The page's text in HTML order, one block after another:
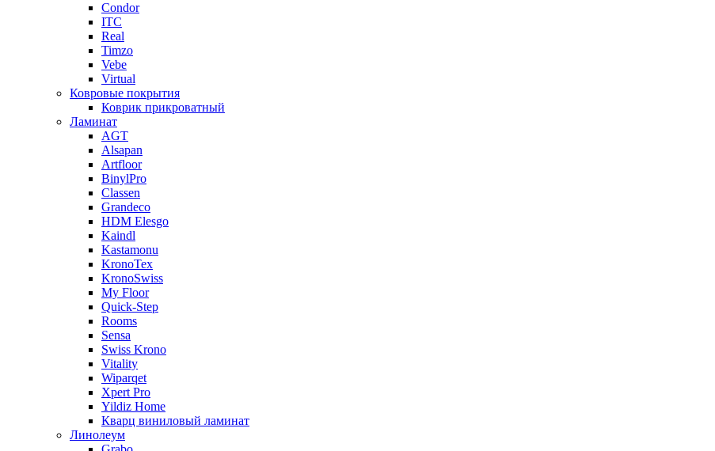
Condor
ITC
Real
Timzo
Vebe
Virtual
Ковровые покрытия
Коврик прикроватный
Ламинат
AGT
Alsapan
Artfloor
BinylPro
Classen
Grandeco
HDM Elesgo
Kaindl
Kastamonu
KronoTex
KronoSwiss
My Floor
Quick-Step
Rooms
Sensa
Swiss Krono
Vitality
Wiparqet
Xpert Pro
Yildiz Home
Кварц виниловый ламинат
Линолеум